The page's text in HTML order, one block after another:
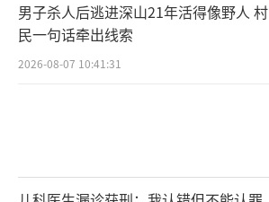
男子杀人后逃进深山21年活得像野人 村
民一句话牵出线索
2026-08-07 10:41:31